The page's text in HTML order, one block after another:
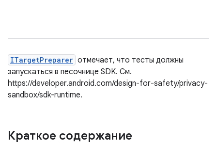
ITargetPreparer отмечает, что тесты должны
запускаться в песочнице SDK. См.
https://developer.android.com/design-for-safety/privacy-
sandbox/sdk-runtime.
Краткое содержание